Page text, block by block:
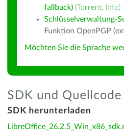
fallback) (Torrent, Info)
Schlüsselverwaltung-
Funktion OpenPGP
Möchten Sie die Sprache
SDK und Quellcode
SDK herunterladen